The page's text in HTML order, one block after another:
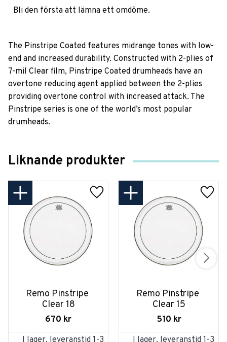
Bli den första att lämna ett omdöme.
The Pinstripe Coated features midrange tones with low-
end and increased durability. Constructed with 2-plies of
7-mil Clear film, Pinstripe Coated drumheads have an
overtone reducing agent applied between the 2-plies
providing overtone control with increased attack. The
Pinstripe series is one of the world’s most popular
drumheads.
Liknande produkter
Remo Pinstripe
Clear 18
670 kr
Remo Pinstripe
Clear 15
510 kr